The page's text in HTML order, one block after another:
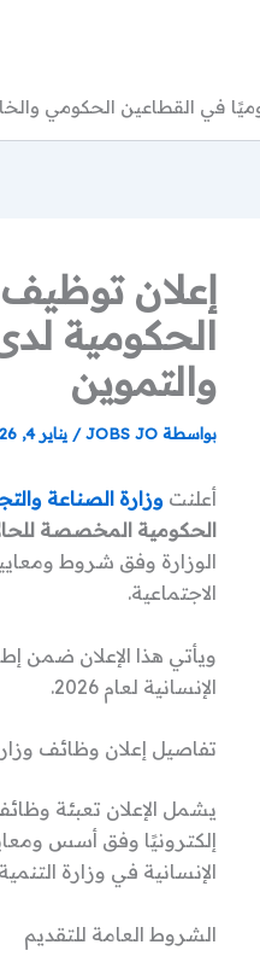
في القطاعين الحكومي
إعلان
الحكومية
والتموين
بواسطة JOBS JO
/ يناير 4, 2026
أعلنت وزارة الصناعة
الحكومية المخصصة
الوزارة وفق شروط
الاجتماعية.
ويأتي هذا الإعلان ضمن
الإنسانية لعام 2026.
تفاصيل إعلان وظائف
يشمل الإعلان تعبئة
إلكترونيًا وفق أسس
الإنسانية في وزارة
الشروط العامة للتقديم